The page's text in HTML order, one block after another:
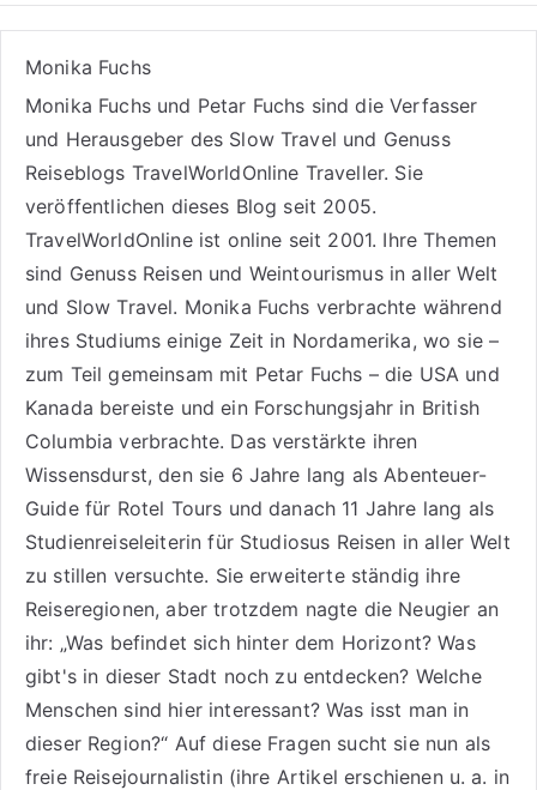
Monika Fuchs
Monika Fuchs und Petar Fuchs sind die Verfasser
und Herausgeber des Slow Travel und Genuss
Reiseblogs TravelWorldOnline Traveller. Sie
veröffentlichen dieses Blog seit 2005.
TravelWorldOnline ist online seit 2001. Ihre Themen
sind Genuss Reisenund Weintourismusin aller Welt
und Slow Travel. Monika Fuchs verbrachte während
ihres Studiums einige Zeit in Nordamerika, wo sie –
zum Teil gemeinsam mit Petar Fuchs – die USA und
Kanada bereiste und ein Forschungsjahr in British
Columbia verbrachte. Das verstärkte ihren
Wissensdurst, den sie 6 Jahre lang alsAbenteuer-
Guide für Rotel Tours und danach 11 Jahre lang als
Studienreiseleiterin für Studiosus Reisen in aller Welt
zu stillen versuchte. Sie erweiterte ständig ihre
Reiseregionen, aber trotzdem nagte die Neugier an
ihr: „Was befindet sich hinter dem Horizont? Was
gibt's in dieser Stadt noch zu entdecken? Welche
Menschen sind hier interessant? Was isst man in
dieser Region?“ Auf diese Fragen sucht sie nun als
freie Reisejournalistin (ihre Artikel erschienen u. a. in